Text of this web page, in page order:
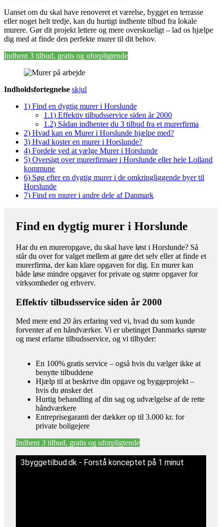
Uanset om du skal have renoveret et værelse, bygget en terrasse
eller noget helt tredje, kan du hurtigt indhente tilbud fra lokale
murere. Gør dit projekt lettere og mere overskueligt – lad os hjælpe
dig med at finde den perfekte murer til dit behov.
Indhent 3 tilbud, gratis og uforpligtende
Indholdsfortegnelse skjul
1) Find en dygtig murer i Horslunde
1.1) Effektiv tilbudsservice siden år 2000
1.2) Sådan indhenter du 3 tilbud fra et murerfirma
2) Hvad kan en Murer i Horslunde hjælpe med?
3) Hvad koster en murer i Horslunde?
4) Fordele ved at vælge Murer i Horslunde
5) Oversigt over murerfirmaer i Horslunde eller hele Lolland
kommune
6) Søg efter en dygtig murer i de omkringliggende byer til
Horslunde
7) Find en murer i andre dele af Danmark
Find en dygtig murer i Horslunde
Har du en mureropgave, du skal have løst i Horslunde? Så
står du over for valget mellem at gøre det selv eller at finde et
murerfirma, der kan klare opgaven for dig. En murer kan
både løse mindre opgaver for private og større opgaver for
virksomheder og erhverv.
Effektiv tilbudsservice siden år 2000
Med mere end 20 års erfaring ved vi, hvad du som kunde
forventer af en håndværker. Vi er ubetinget Danmarks største
og mest erfarne tilbudsservice, og vi tilbyder:
En 100% gratis service – også hvis du vælger ikke at
benytte tilbuddene
Hjælp til at beskrive din opgave og byggeprojekt –
hvis du ønsker det
Hurtig behandling af din sag og udvælgelse af de rette
håndværkere
Entreprisegaranti der dækker op til 3.000 kr. for
private boligejere
Indhent 3 tilbud, gratis og uforpligtende
3byggetilbud.dk - Forstå konceptet på 1 minut